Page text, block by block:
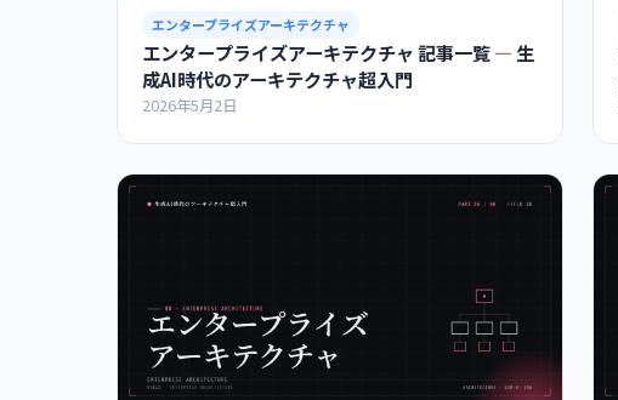
エンタープライズアーキテクチャ
エンタープライズアーキテクチャ 記事一覧 ― 生
成AI時代のアーキテクチャ超入門
2026年5月2日